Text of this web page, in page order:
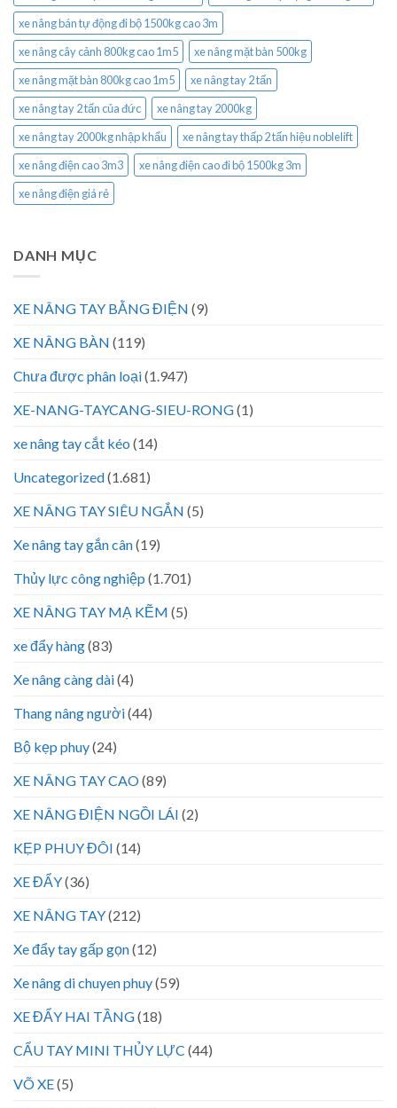
xe nâng bán tự động đi bộ 1500kg cao 3m
xe nâng cây cảnh 800kg cao 1m5
xe nâng mặt bàn 500kg
xe nâng mặt bàn 800kg cao 1m5
xe nâng tay 2 tấn
xe nâng tay 2 tấn của đức
xe nâng tay 2000kg
xe nâng tay 2000kg nhập khẩu
xe nâng tay thấp 2 tấn hiệu noblelift
xe nâng điện cao 3m3
xe nâng điện cao đi bộ 1500kg 3m
xe nâng điện giá rẻ
DANH MỤC
XE NÂNG TAY BẰNG ĐIỆN (9)
XE NÂNG BÀN (119)
Chưa được phân loại(1.947)
XE-NANG-TAYCANG-SIEU-RONG(1)
xe nâng tay cắt kéo (14)
Uncategorized(1.681)
XE NÂNG TAY SIÊU NGẮN (5)
Xe nâng tay gắn cân(19)
Thủy lực công nghiệp (1.701)
XE NÂNG TAY MẠ KẼM (5)
xe đẩy hàng(83)
Xe nâng càng dài(4)
Thang nâng người(44)
Bộ kẹp phuy(24)
XE NÂNG TAY CAO(89)
XE NÂNG ĐIỆN NGỒI LÁI (2)
KẸP PHUY ĐÔI (14)
XE ĐẨY(36)
XE NÂNG TAY(212)
Xe đẩy tay gấp gọn(12)
Xe nâng di chuyen phuy(59)
XE ĐẨY HAI TẦNG(18)
CẨU TAY MINI THỦY LỰC (44)
VÕ XE(5)